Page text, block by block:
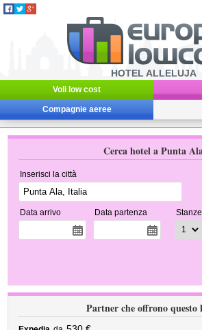
HOTEL ALLELUJA
Voli low cost
Compagnie aeree
Cerca hotel a Punta
Inserisci la città
Data arrivo Data partenza Stanze
Partner che offrono questo